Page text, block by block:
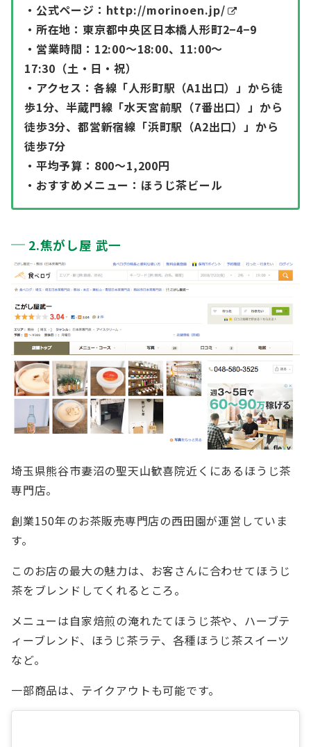
・公式ページ： http://morinoen.jp/
・所在地：東京都中央区日本橋人形町2−4−9
・営業時間：12:00〜18:00、11:00〜
17:30（土・日・祝）
・アクセス：各線「人形町駅（A1出口）」から徒
歩1分、半蔵門線「水天宮前駅（7番出口）」から
徒歩3分、都営新宿線「浜町駅（A2出口）」から
徒歩7分
・平均予算：800～1,200円
・おすすめメニュー：ほうじ茶ビール
2.焦がし屋 武一
埼玉県熊谷市妻沼の聖天山歓喜院近くにあるほうじ茶
専門店。
創業150年のお茶販売専門店の西田園が運営していま
す。
このお店の最大の魅力は、お客さんに合わせてほうじ
茶をブレンドしてくれるところ。
メニューは自家焙煎の淹れたてほうじ茶や、ハーブテ
ィーブレンド、ほうじ茶ラテ、各種ほうじ茶スイーツ
など。
一部商品は、テイクアウトも可能です。